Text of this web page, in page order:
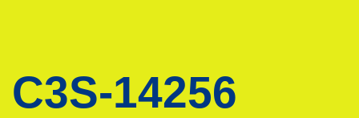
C3S-14256